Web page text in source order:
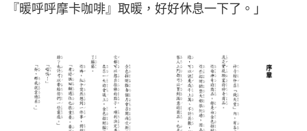
『暖呼呼摩卡咖啡』取暖，好好休息一下了。」